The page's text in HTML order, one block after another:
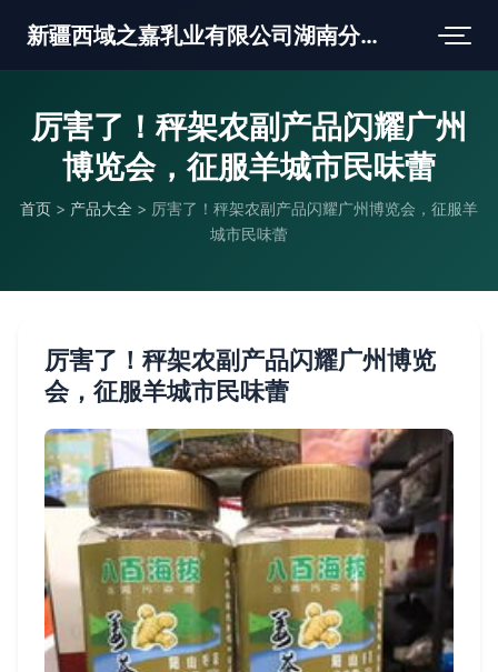
新疆西域之嘉乳业有限公司湖南分公司
厉害了！秤架农副产品闪耀广州
博览会，征服羊城市民味蕾
首页 > 产品大全 > 厉害了！秤架农副产品闪耀广州博览会，征服羊
城市民味蕾
厉害了！秤架农副产品闪耀广州博览
会，征服羊城市民味蕾